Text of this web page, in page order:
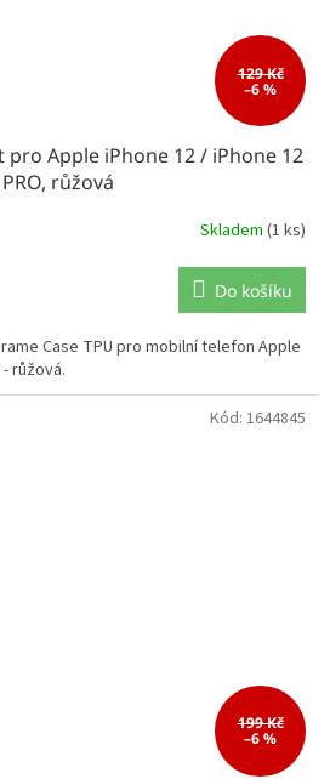
129 Kč
–6 %
pro Apple iPhone 12 / iPhone 12
PRO, růžová
Skladem (1 ks)
Do košíku
Case TPU pro mobilní telefon Apple
růžová.
199 Kč
–6 %
Kód: 1644845